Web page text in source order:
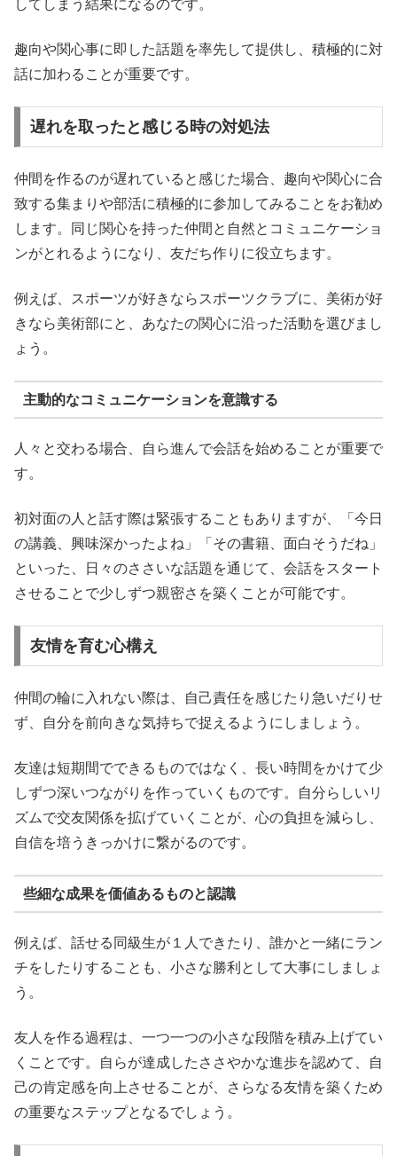
してしまう結果になるのです。
趣向や関心事に即した話題を率先して提供し、積極的に対
話に加わることが重要です。
遅れを取ったと感じる時の対処法
仲間を作るのが遅れていると感じた場合、趣向や関心に合
致する集まりや部活に積極的に参加してみることをお勧め
します。同じ関心を持った仲間と自然とコミュニケーショ
ンがとれるようになり、友だち作りに役立ちます。
例えば、スポーツが好きならスポーツクラブに、美術が好
きなら美術部にと、あなたの関心に沿った活動を選びまし
ょう。
主動的なコミュニケーションを意識する
人々と交わる場合、自ら進んで会話を始めることが重要で
す。
初対面の人と話す際は緊張することもありますが、「今日
の講義、興味深かったよね」「その書籍、面白そうだね」
といった、日々のささいな話題を通じて、会話をスタート
させることで少しずつ親密さを築くことが可能です。
友情を育む心構え
仲間の輪に入れない際は、自己責任を感じたり急いだりせ
ず、自分を前向きな気持ちで捉えるようにしましょう。
友達は短期間でできるものではなく、長い時間をかけて少
しずつ深いつながりを作っていくものです。自分らしいリ
ズムで交友関係を拡げていくことが、心の負担を減らし、
自信を培うきっかけに繋がるのです。
些細な成果を価値あるものと認識
例えば、話せる同級生が１人できたり、誰かと一緒にラン
チをしたりすることも、小さな勝利として大事にしましょ
う。
友人を作る過程は、一つ一つの小さな段階を積み上げてい
くことです。自らが達成したささやかな進歩を認めて、自
己の肯定感を向上させることが、さらなる友情を築くため
の重要なステップとなるでしょう。